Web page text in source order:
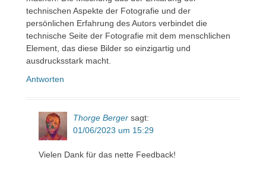
technischen Aspekte der Fotografie und der
persönlichen Erfahrung des Autors verbindet die
technische Seite der Fotografie mit dem menschlichen
Element, das diese Bilder so einzigartig und
ausdrucksstark macht.
Antworten
Thorge Berger sagt:
01/06/2023 um 15:29
Vielen Dank für das nette Feedback!